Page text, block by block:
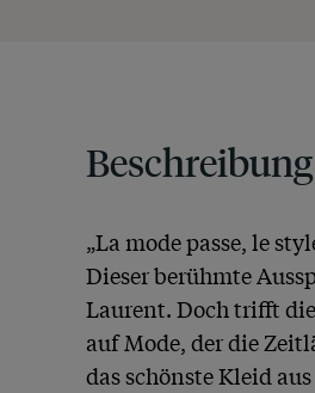
Beschreibung
„La mode passe, le
Dieser berühmte
Laurent. Doch trifft
auf Mode, der die
das schönste Kleid